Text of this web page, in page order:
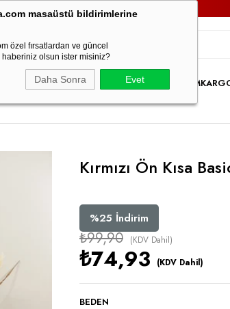
masaüstü bildirimlerine
özel fırsatlardan ve güncel
olsun ister misiniz?
Daha Sonra Evet
KARGO ÜCRETSİZ!
GİYİMDIŞ GİYİMTAKIM PARTY WEAR İNDİRİM
Kırmızı Ön Kısa
%25 İndirim
₺99,90 (KDV Dahil)
₺74,93 (KDV Dahil)
BEDEN